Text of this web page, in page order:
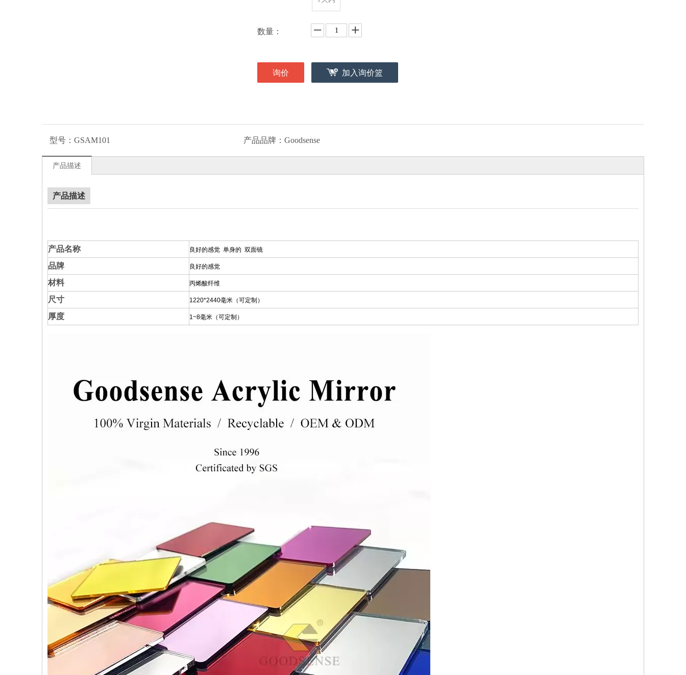
数量：
询价 加入询价篮
型号： GSAM101 产品品牌： Goodsense
产品描述
产品描述
产品名称 良好的感觉 单身的 双面镜
品牌 良好的感觉
材料 丙烯酸纤维
尺寸 1220*2440毫米（可定制）
厚度 1~8毫米（可定制）